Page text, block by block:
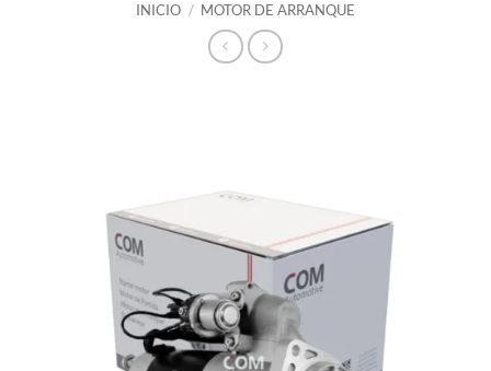
INICIO / MOTOR DE ARRANQUE